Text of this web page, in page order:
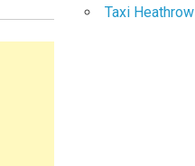
Taxi Heathrow